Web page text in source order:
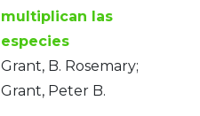
multiplican las
especies
Grant, B. Rosemary;
Grant, Peter B.